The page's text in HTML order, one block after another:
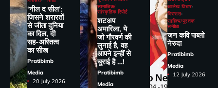
‘नील द सील’:
जिसने शरारतों
से जीता दुनिया
का दिल, दी
सह-अस्तित्व
का सीख
Pratibimb
Media
20 July 2026
सामाजिक/
सांस्कृतिक रिपोर्ट
शटअप
अमारिला, ये
जो गौरवर्ण की
लुनाई है, वह
आपने इन्हीं से
चुराई है …!
Pratibimb
Media
आलेख विचार
विरासत
साहित्य/पुस्तक
समीक्षा
जन कवि पाब्लो
नेरुदा
Pratibimb
Media
12 July 2026